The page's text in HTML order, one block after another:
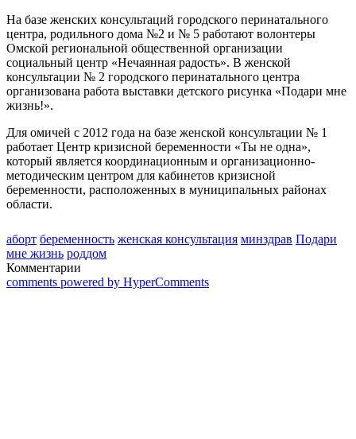
На базе женских консультаций городского перинатального
центра, родильного дома №2 и № 5 работают волонтеры
Омской региональной общественной организации
социальный центр «Нечаянная радость». В женской
консультации № 2 городского перинатального центра
организована работа выставки детского рисунка «Подари мне
жизнь!».
Для омичей с 2012 года на базе женской консультации № 1
работает Центр кризисной беременности «Ты не одна»,
который является координационным и организационно-
методическим центром для кабинетов кризисной
беременности, расположенных в муниципальных районах
области.
аборт беременность женская консультация минздрав Подари
мне жизнь роддом
Комментарии
comments powered by HyperComments